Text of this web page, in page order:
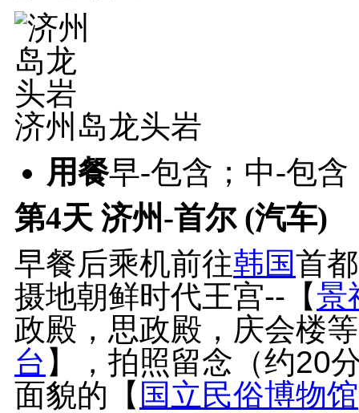
济州岛龙头岩
用餐早-包含；中-包
第4天 济州-首尔 (汽车)
早餐后乘机前往韩国首
摄地朝鲜时代王宫--【景
政殿，思政殿，庆会楼
台 】，拍照留念（约20
面貌的【 国立民俗博物馆